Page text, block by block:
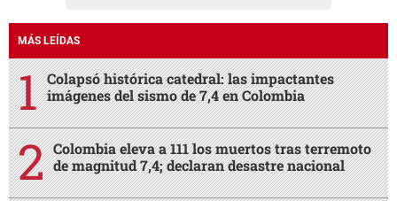
MÁS LEÍDAS
Colapsó histórica catedral: las impactantes
imágenes del sismo de 7,4 en Colombia
Colombia eleva a 111 los muertos tras terremoto
de magnitud 7,4; declaran desastre nacional